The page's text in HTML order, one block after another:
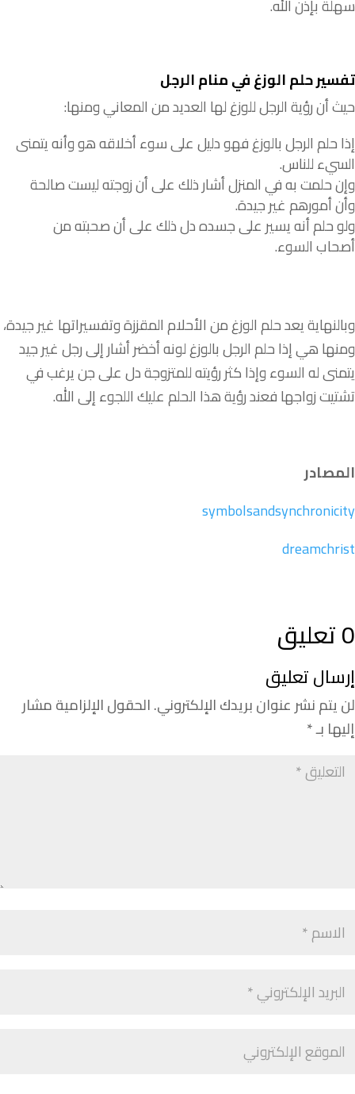
سهلةبإذنالله.
تفسير حلم الوزغ في منام الرجل
حيثأنرؤيةالرجلللوزغلها العديدمنالمعانيومنها:
إذاحلمالرجلبالوزغفهودليلعلىسوءأخلاقههووأنهيتمنى
السيءللناس.
وإنحلمتبهفيالمنزلأشارذلكعلىأنزوجتهليستصالحة
وأنأمورهمغيرجيدة.
ولوحلمأنهيسيرعلىجسدهدلذلكعلىأنصحبتهمن
أصحابالسوء.
وبالنهاية يعد حلمالوزغمنالأحلامالمقززةوتفسيراتها غيرجيدة،
ومنهاهيإذاحلمالرجلبالوزغلونهأخضرأشارإلىرجلغيرجيد
يتمنىلهالسوءوإذاكثررؤيتهللمتزوجةدلعلىجنيرغبفي
تشتيتزواجهافعندرؤيةهذا الحلمعليكاللجوءإلىالله.
المصادر
symbolsandsynchronicity
dreamchrist
0 تعليق
إرسال تعليق
لن يتم نشر عنوان بريدك الإلكتروني.الحقول الإلزامية مشار
إليها بـ*